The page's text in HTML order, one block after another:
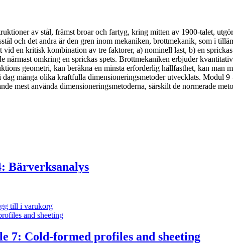
av stål, främst broar och fartyg, kring mitten av 1900-talet,
och det andra är den gren inom mekaniken, brottmekanik, som i
en kritisk kombination av tre faktorer, a) nominell last, b) en
omkring en sprickas spets. Brottmekaniken erbjuder
geometri, kan beräkna en minsta erforderlig hållfasthet, kan man
många olika kraftfulla dimensioneringsmetoder utvecklats. Modul
mest använda dimensioneringsmetoderna, särskilt de normerade
Bärverksanalys
till i varukorg
7: Cold-formed profiles and sheeting